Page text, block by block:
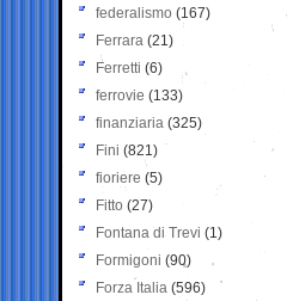
federalismo (167)
Ferrara (21)
Ferretti (6)
ferrovie (133)
finanziaria (325)
Fini (821)
fioriere (5)
Fitto (27)
Fontana di Trevi (1)
Formigoni (90)
Forza Italia (596)